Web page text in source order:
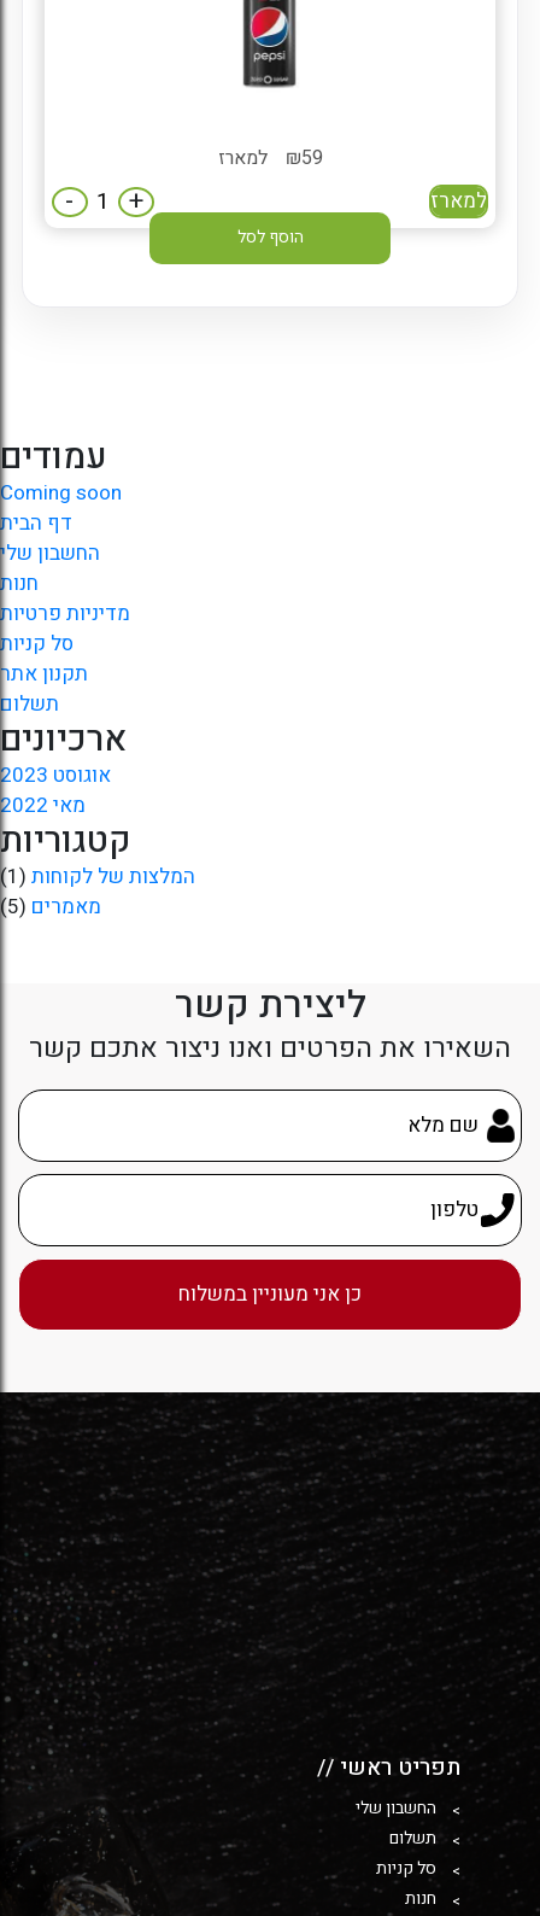
59
₪ למארז
למארז +
-
הוסף לסל
עמודים
Coming soon
דף הבית
החשבון שלי
חנות
מדיניות פרטיות
סל קניות
תקנון אתר
תשלום
ארכיונים
אוגוסט 2023
מאי 2022
קטגוריות
המלצות של לקוחות (1)
מאמרים (5)
ליצירת קשר
השאירו את הפרטים ואנו ניצור אתכם קשר
תפריט ראשי //
החשבון שלי
תשלום
סל קניות
חנות